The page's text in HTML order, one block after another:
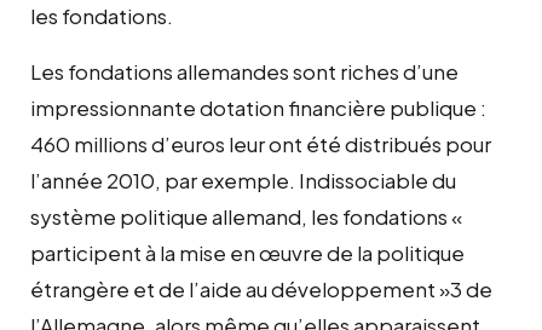
les fondations.
Les fondations allemandes sont riches d’une
impressionnante dotation financière publique :
460 millions d’euros leur ont été distribués pour
l’année 2010, par exemple. Indissociable du
système politique allemand, les fondations «
participent à la mise en œuvre de la politique
étrangère et de l’aide au développement »3 de